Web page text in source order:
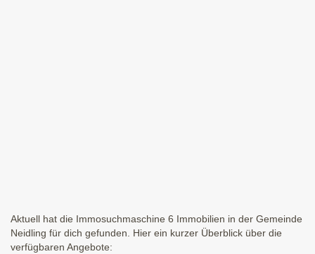
Aktuell hat die Immosuchmaschine 6 Immobilien in der Gemeinde
Neidling für dich gefunden. Hier ein kurzer Überblick über die
verfügbaren Angebote: